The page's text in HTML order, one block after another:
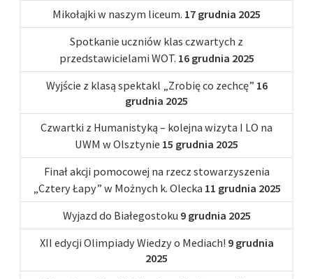
Mikołajki w naszym liceum. 17 grudnia 2025
Spotkanie uczniów klas czwartych z
przedstawicielami WOT. 16 grudnia 2025
Wyjście z klasą spektakl „Zrobię co zechcę” 16
grudnia 2025
Czwartki z Humanistyką – kolejna wizyta I LO na
UWM w Olsztynie 15 grudnia 2025
Finał akcji pomocowej na rzecz stowarzyszenia
„Cztery Łapy” w Możnych k. Olecka 11 grudnia 2025
Wyjazd do Białegostoku 9 grudnia 2025
XII edycji Olimpiady Wiedzy o Mediach! 9 grudnia
2025